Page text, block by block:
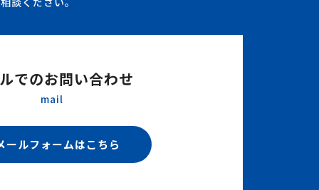
でのお問い合わせ
mail
ールフォームはこちら